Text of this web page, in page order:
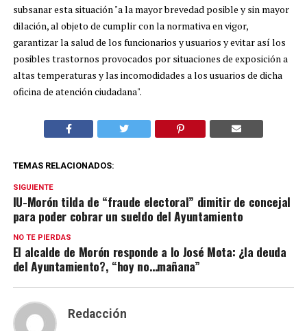
subsanar esta situación "a la mayor brevedad posible y sin mayor
dilación, al objeto de cumplir con la normativa en vigor,
garantizar la salud de los funcionarios y usuarios y evitar así los
posibles trastornos provocados por situaciones de exposición a
altas temperaturas y las incomodidades a los usuarios de dicha
oficina de atención ciudadana".
TEMAS RELACIONADOS:
SIGUIENTE
IU-Morón tilda de “fraude electoral” dimitir de concejal
para poder cobrar un sueldo del Ayuntamiento
NO TE PIERDAS
El alcalde de Morón responde a lo José Mota: ¿la deuda
del Ayuntamiento?, “hoy no…mañana”
Redacción